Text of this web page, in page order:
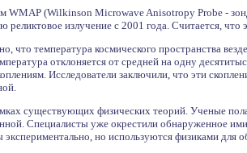
WMAP (Wilkinson Microwave Anisotropy Probe -
излучение с 2001 года. Считается,
что температура космического пространства
отклоняется от средней на одну
Исследователи заключили, что эти
существующих физических теорий. Ученые
Специалисты уже окрестили обнаруженное
но используются физиками для